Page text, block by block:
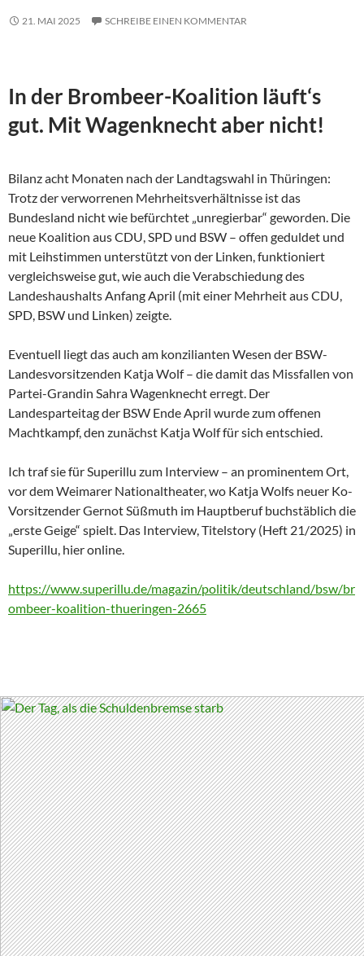
21. MAI 2025 SCHREIBE EINEN KOMMENTAR
In der Brombeer-Koalition läuft‘s
gut. Mit Wagenknecht aber nicht!
Bilanz acht Monaten nach der Landtagswahl in Thüringen:
Trotz der verworrenen Mehrheitsverhältnisse ist das
Bundesland nicht wie befürchtet „unregierbar“ geworden. Die
neue Koalition aus CDU, SPD und BSW – offen geduldet und
mit Leihstimmen unterstützt von der Linken, funktioniert
vergleichsweise gut, wie auch die Verabschiedung des
Landeshaushalts Anfang April (mit einer Mehrheit aus CDU,
SPD, BSW und Linken) zeigte.
Eventuell liegt das auch am konzilianten Wesen der BSW-
Landesvorsitzenden Katja Wolf – die damit das Missfallen von
Partei-Grandin Sahra Wagenknecht erregt. Der
Landesparteitag der BSW Ende April wurde zum offenen
Machtkampf, den zunächst Katja Wolf für sich entschied.
Ich traf sie für Superillu zum Interview – an prominentem Ort,
vor dem Weimarer Nationaltheater, wo Katja Wolfs neuer Ko-
Vorsitzender Gernot Süßmuth im Hauptberuf buchstäblich die
„erste Geige“ spielt. Das Interview, Titelstory (Heft 21/2025) in
Superillu, hier online.
https://www.superillu.de/magazin/politik/deutschland/bsw/br
ombeer-koalition-thueringen-2665